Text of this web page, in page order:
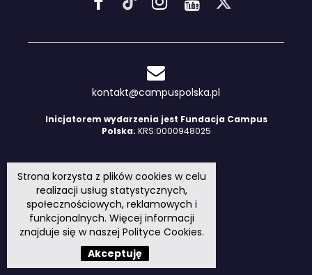
kontakt@campuspolska.pl
Inicjatorem wydarzenia jest Fundacja Campus
Polska. KRS:0000948025
Strona korzysta z plików cookies w celu
realizacji usług statystycznych,
społecznościowych, reklamowych i
funkcjonalnych. Więcej informacji
znajduje się w naszej Polityce Cookies.
Akceptuję